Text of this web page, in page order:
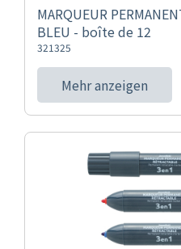
MARQUEUR
BLEU - boîte de 12
321325
Mehr anzeigen